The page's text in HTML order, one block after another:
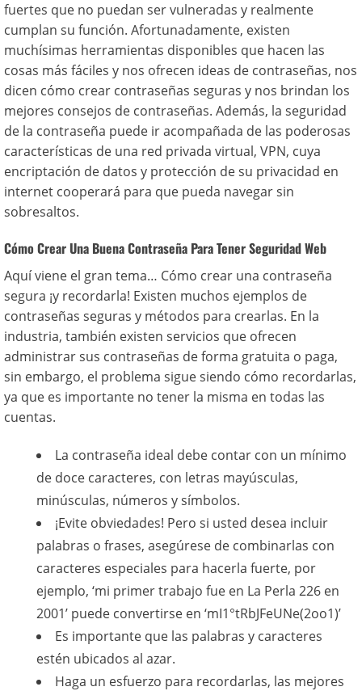
fuertes que no puedan ser vulneradas y realmente
cumplan su función. Afortunadamente, existen
muchísimas herramientas disponibles que hacen las
cosas más fáciles y nos ofrecen ideas de contraseñas, nos
dicen cómo crear contraseñas seguras y nos brindan los
mejores consejos de contraseñas. Además, la seguridad
de la contraseña puede ir acompañada de las poderosas
características de una red privada virtual, VPN, cuya
encriptación de datos y protección de su privacidad en
internet cooperará para que pueda navegar sin
sobresaltos.
Cómo Crear Una Buena Contraseña Para Tener Seguridad Web
Aquí viene el gran tema… Cómo crear una contraseña
segura ¡y recordarla! Existen muchos ejemplos de
contraseñas seguras y métodos para crearlas. En la
industria, también existen servicios que ofrecen
administrar sus contraseñas de forma gratuita o paga,
sin embargo, el problema sigue siendo cómo recordarlas,
ya que es importante no tener la misma en todas las
cuentas.
La contraseña ideal debe contar con un mínimo
de doce caracteres, con letras mayúsculas,
minúsculas, números y símbolos.
¡Evite obviedades! Pero si usted desea incluir
palabras o frases, asegúrese de combinarlas con
caracteres especiales para hacerla fuerte, por
ejemplo, ‘mi primer trabajo fue en La Perla 226 en
2001’ puede convertirse en ‘mI1°tRbJFeUNe(2oo1)’
Es importante que las palabras y caracteres
estén ubicados al azar.
Haga un esfuerzo para recordarlas, las mejores